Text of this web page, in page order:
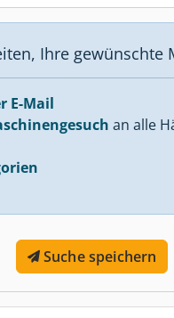
Ihre gewünschte
E-Mail
an alle
Suche speichern